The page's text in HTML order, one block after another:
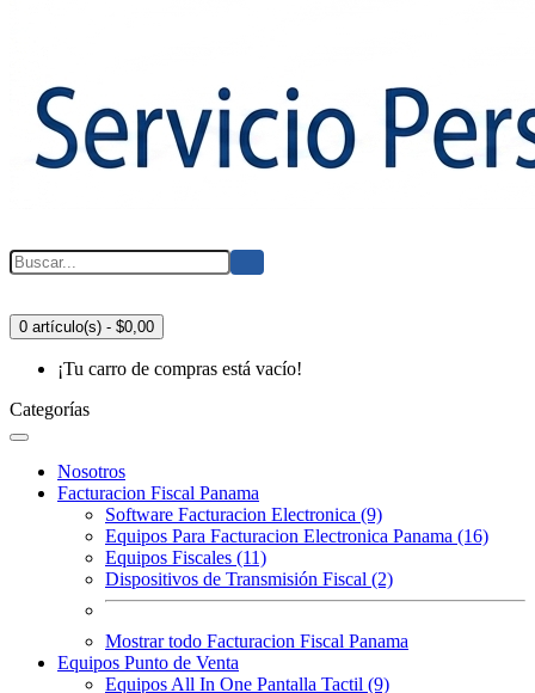
0 artículo(s) - $0,00
¡Tu carro de compras está vacío!
Categorías
Nosotros
Facturacion Fiscal Panama
Software Facturacion Electronica (9)
Equipos Para Facturacion Electronica Panama (16)
Equipos Fiscales (11)
Dispositivos de Transmisión Fiscal (2)
Mostrar todo Facturacion Fiscal Panama
Equipos Punto de Venta
Equipos All In One Pantalla Tactil (9)